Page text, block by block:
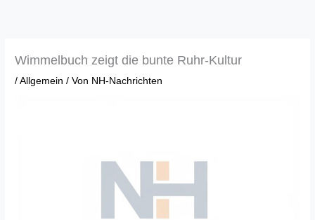
Wimmelbuch zeigt die bunte Ruhr-Kultur
/Allgemein / Von NH-Nachrichten